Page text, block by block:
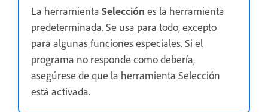
La herramienta Selección es la herramienta
predeterminada. Se usa para todo, excepto
para algunas funciones especiales. Si el
programa no responde como debería,
asegúrese de que la herramienta Selección
está activada.